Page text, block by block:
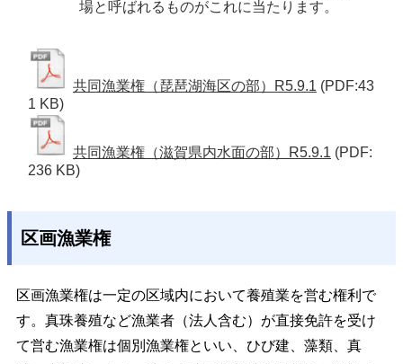
場と呼ばれるものがこれに当たります。
共同漁業権（琵琶湖海区の部）R5.9.1 (PDF:43
1 KB)
共同漁業権（滋賀県内水面の部）R5.9.1 (PDF:
236 KB)
区画漁業権
区画漁業権は一定の区域内において養殖業を営む権利で
す。真珠養殖など漁業者（法人含む）が直接免許を受け
て営む漁業権は個別漁業権といい、ひび建、藻類、真